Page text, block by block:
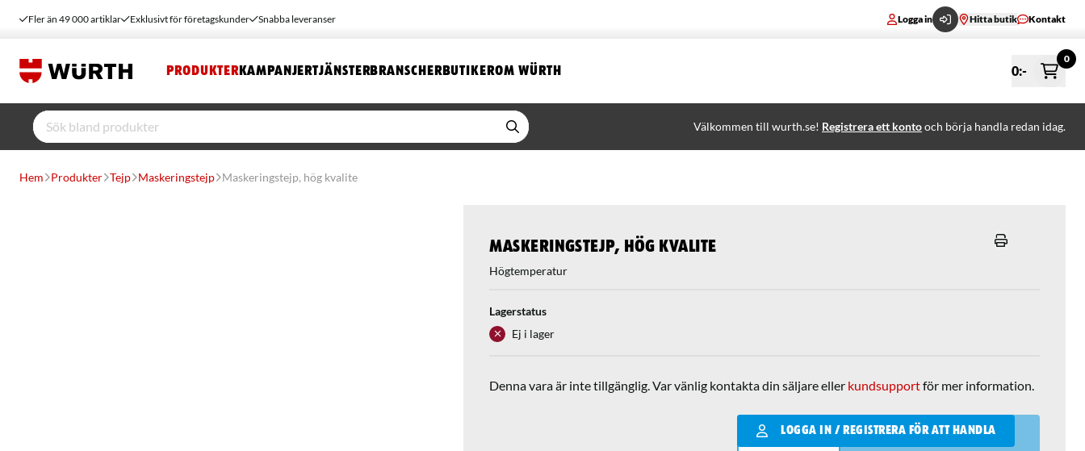
Fler än 49 000 artiklar Exklusivt för företagskunder Snabba leveranser Logga in Hitta butik Kontakt
PRODUKTER KAMPANJERTJÄNSTERBRANSCHERBUTIKEROM WÜRTH 0:-
0
Välkommen till wurth.se! Registrera ett kontooch börja handla redan idag.
Hem Produkter Tejp Maskeringstejp Maskeringstejp, hög kvalite
Maskeringstejp, hög kvalite
Högtemperatur
Lagerstatus
Ej i lager
Denna vara är inte tillgänglig. Var vänlig kontakta din säljare eller kundsupportför mer information.
LOGGA IN / REGISTRERA FÖR ATT HANDLA
Qantity
LÄGG I VARUKORGEN